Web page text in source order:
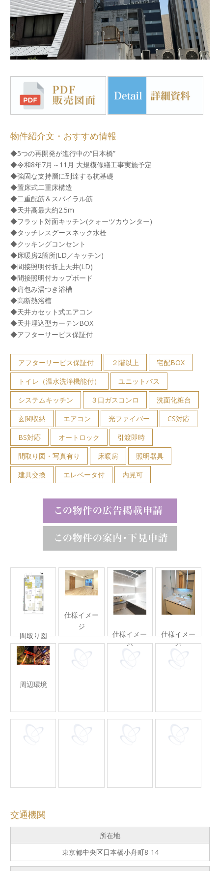
物件紹介文・おすすめ情報
◆5つの再開発が進行中の“日本橋”
◆令和8年7月～11月 大規模修繕工事実施予定
◆強固な支持層に到達する杭基礎
◆置床式二重床構造
◆二重配筋＆スパイラル筋
◆天井高最大約2.5m
◆フラット対面キッチン(クォーツカウンター)
◆タッチレスグースネック水栓
◆クッキングコンセント
◆床暖房2箇所(LD／キッチン)
◆間接照明付折上天井(LD)
◆間接照明付カップボード
◆肩包み湯つき浴槽
◆高断熱浴槽
◆天井カセット式エアコン
◆天井埋込型カーテンBOX
◆アフターサービス保証付
アフターサービス保証付 ２階以上
宅配BOX
トイレ（温水洗浄機能付）
ユニットバス
システムキッチン
３口ガスコンロ
洗面化粧台
玄関収納
エアコン 光ファイバー
CS対応
BS対応
オートロック
引渡即時
間取り図・写真有り
床暖房
照明器具
建具交換
エレベータ付 内見可
間取り図
仕様イメー
ジ
仕様イメー
ジ
仕様イメー
ジ
周辺環境
交通機関
所在地
東京都中央区日本橋小舟町8-14